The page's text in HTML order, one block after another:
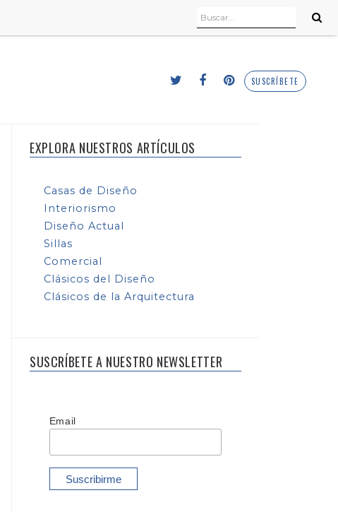
SUSCRÍBETE
EXPLORA NUESTROS ARTÍCULOS
Casas de Diseño
Interiorismo
Diseño Actual
Sillas
Comercial
Clásicos del Diseño
Clásicos de la Arquitectura
SUSCRÍBETE A NUESTRO NEWSLETTER
Email